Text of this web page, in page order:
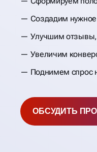
Создадим
Улучшим отзывы,
Увеличим
Поднимем спрос
ОБСУДИТЬ